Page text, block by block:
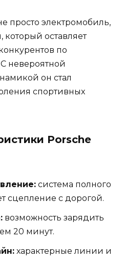
просто электромобиль,
который оставляет
по
невероятной
он стал
спортивных
Porsche
система полного
сцепление с дорогой.
возможность зарядить
20 минут.
характерные линии и